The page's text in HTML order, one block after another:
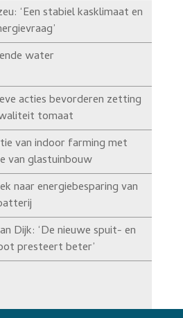
‘Een stabiel kasklimaat en
water
acties bevorderen zetting
tomaat
van indoor farming met
van glastuinbouw
naar energiebesparing van
Dijk: ‘De nieuwe spuit- en
presteert beter’